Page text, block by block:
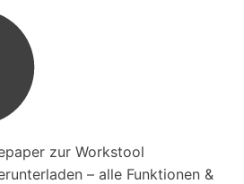
zur Workstool
– alle Funktionen &